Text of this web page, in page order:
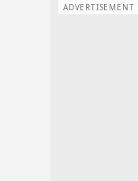
ADVERTISEMENT